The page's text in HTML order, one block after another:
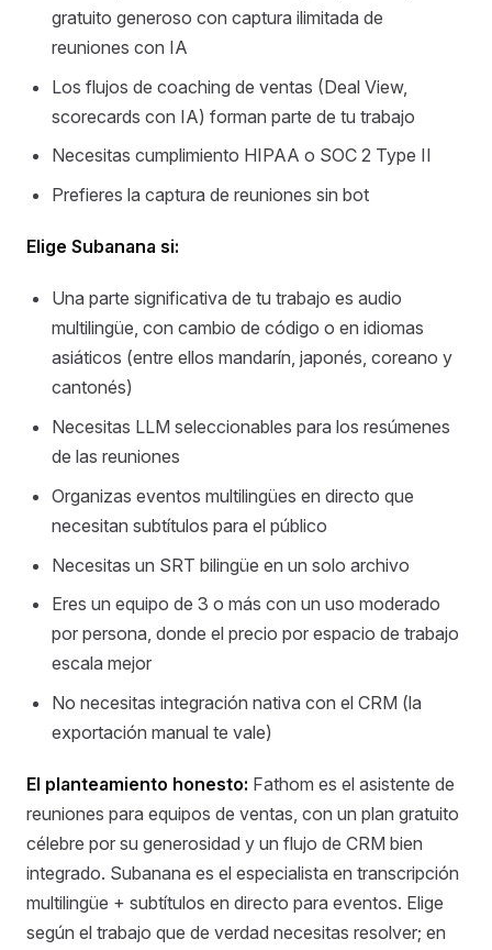
gratuito generoso con captura ilimitada de
reuniones con IA
Los flujos de coaching de ventas (Deal View,
scorecards con IA) forman parte de tu trabajo
Necesitas cumplimiento HIPAA o SOC 2 Type II
Prefieres la captura de reuniones sin bot
Elige Subanana si:
Una parte significativa de tu trabajo es audio
multilingüe, con cambio de código o en idiomas
asiáticos (entre ellos mandarín, japonés, coreano y
cantonés)
Necesitas LLM seleccionables para los resúmenes
de las reuniones
Organizas eventos multilingües en directo que
necesitan subtítulos para el público
Necesitas un SRT bilingüe en un solo archivo
Eres un equipo de 3 o más con un uso moderado
por persona, donde el precio por espacio de trabajo
escala mejor
No necesitas integración nativa con el CRM (la
exportación manual te vale)
El planteamiento honesto: Fathom es el asistente de
reuniones para equipos de ventas, con un plan gratuito
célebre por su generosidad y un flujo de CRM bien
integrado. Subanana es el especialista en transcripción
multilingüe + subtítulos en directo para eventos. Elige
según el trabajo que de verdad necesitas resolver; en